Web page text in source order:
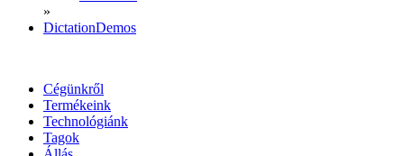
»
DictationDemos
Cégünkről
Termékeink
Technológiánk
Tagok